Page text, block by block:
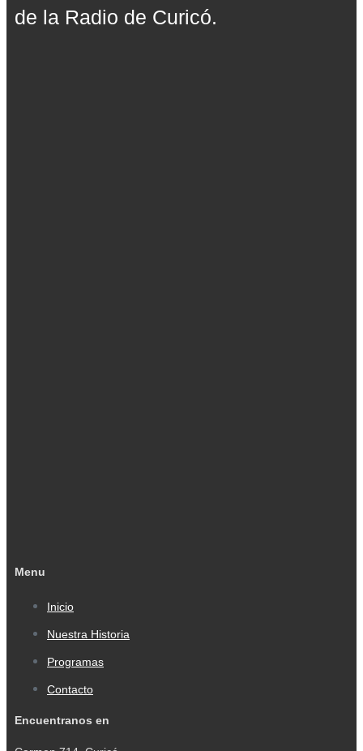
de la Radio de Curicó.
Menu
Inicio
Nuestra Historia
Programas
Contacto
Encuentranos en